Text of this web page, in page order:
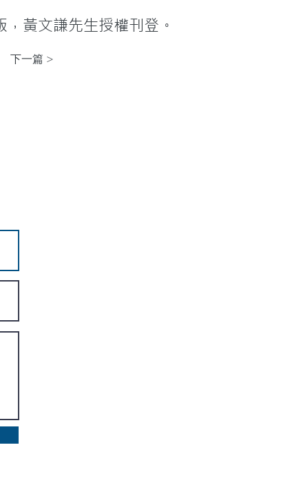
黃文謙先生授權刊登。
下一篇 >